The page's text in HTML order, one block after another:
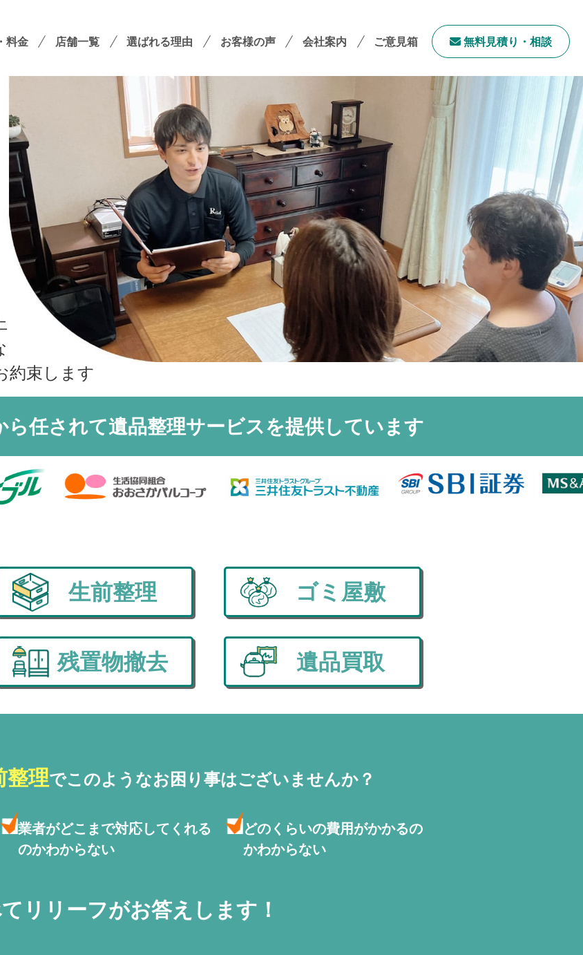
料金
死
敷
ス
ク
案内
法
店舗一覧 選ばれる理由 お客様の声 会社案内
社長メッセージ
会社概要
採用情報
サステナビリティ
「ユニウェブ」の使い方
フランチャイズ加盟オーナー募集
ご意見箱 無料⾒積り・相談
約束します
ら任されて遺品整理サービスを提供しています
生前整理 ゴミ屋敷
残置物撤去 遺品買取
整理でこのようなお困り事はございませんか？
業者がどこまで対応して くれる
のかわからない
どのくらいの費用がかかるの
かわからない
リリーフがお答えします！